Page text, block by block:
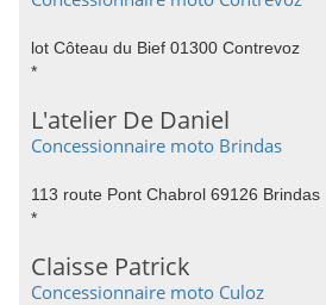
lot Côteau du Bief 01300 Contrevoz
*
L'atelier De Daniel
Concessionnaire moto Brindas
113 route Pont Chabrol 69126 Brindas
*
Claisse Patrick
Concessionnaire moto Culoz